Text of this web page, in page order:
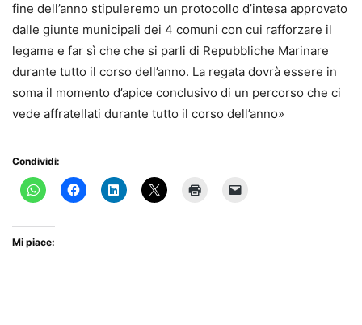
fine dell’anno stipuleremo un protocollo d’intesa approvato
dalle giunte municipali dei 4 comuni con cui rafforzare il
legame e far sì che che si parli di Repubbliche Marinare
durante tutto il corso dell’anno. La regata dovrà essere in
soma il momento d’apice conclusivo di un percorso che ci
vede affratellati durante tutto il corso dell’anno»
Condividi:
Mi piace: